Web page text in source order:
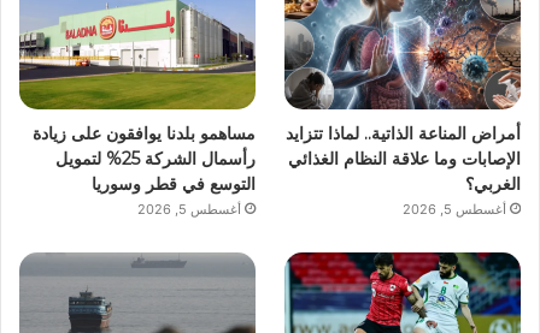
أمراض المناعة الذاتية.. لماذا تتزايد
الإصابات وما علاقة النظام الغذائي
الغربي؟
أغسطس 5, 2026
مساهمو بلدنا يوافقون على زيادة
رأسمال الشركة 25% لتمويل
التوسع في قطر وسوريا
أغسطس 5, 2026